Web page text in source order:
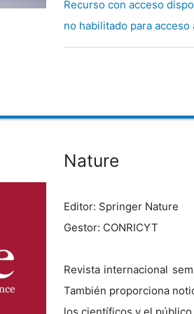
Recurso con acceso
no habilitado para
Nature
Editor: Springer Nature
Gestor: CONRICYT
Revista internacional
También proporciona